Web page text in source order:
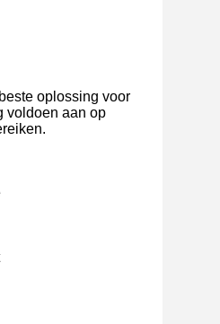
oplossing voor
voldoen aan op